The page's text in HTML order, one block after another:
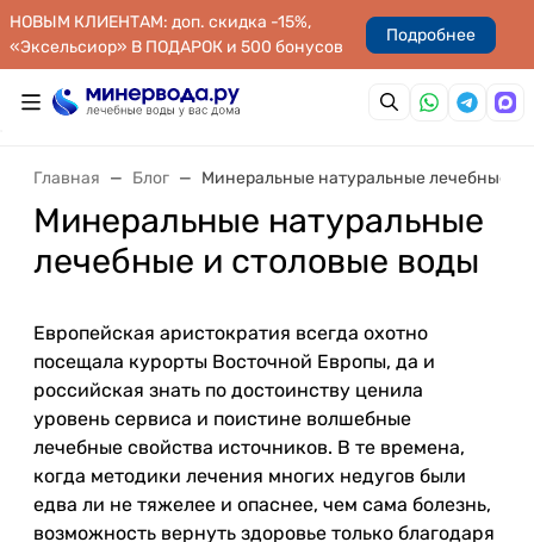
НОВЫМ КЛИЕНТАМ: доп. скидка -15%,
«Эксельсиор» В ПОДАРОК и 500 бонусов
Подробнее
Главная Блог Минеральные натуральные лечебные и
Минеральные натуральные
лечебные и столовые воды
Европейская аристократия всегда охотно
посещала курорты Восточной Европы, да и
российская знать по достоинству ценила
уровень сервиса и поистине волшебные
лечебные свойства источников. В те времена,
когда методики лечения многих недугов были
едва ли не тяжелее и опаснее, чем сама болезнь,
возможность вернуть здоровье только благодаря